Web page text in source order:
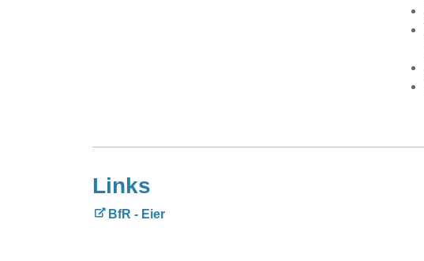
Links
BfR - Eier